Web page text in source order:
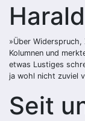
»Über Widerspruch,
Kolumnen und
etwas Lustiges
ja wohl nicht zuviel
Seit